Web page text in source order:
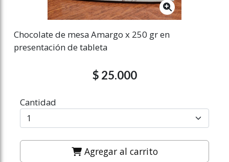
Chocolate de mesa Amargo x 250 gr en
presentación de tableta
$ 25.000
Cantidad
Agregar al carrito